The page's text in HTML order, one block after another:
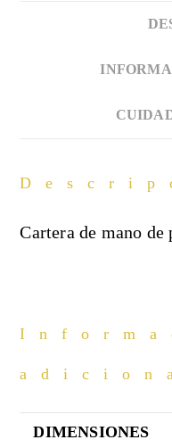
Cartera de mano
DIMENSIONES